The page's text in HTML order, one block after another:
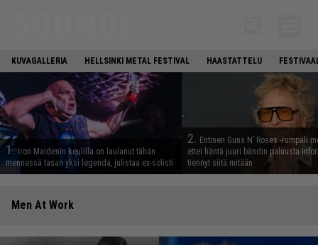
KUVAGALLERIA HELLSINKI METAL FESTIVAL HAASTATTELU
1. Iron Maidenin keulilla on laulanut tähän
mennessä tasan yksi legenda, julistaa ex-solisti
2. Entinen Guns N’ Roses -rumpali
ettei häntä juuri bändin paluusta
tiennyt siitä mitään
Men At Work